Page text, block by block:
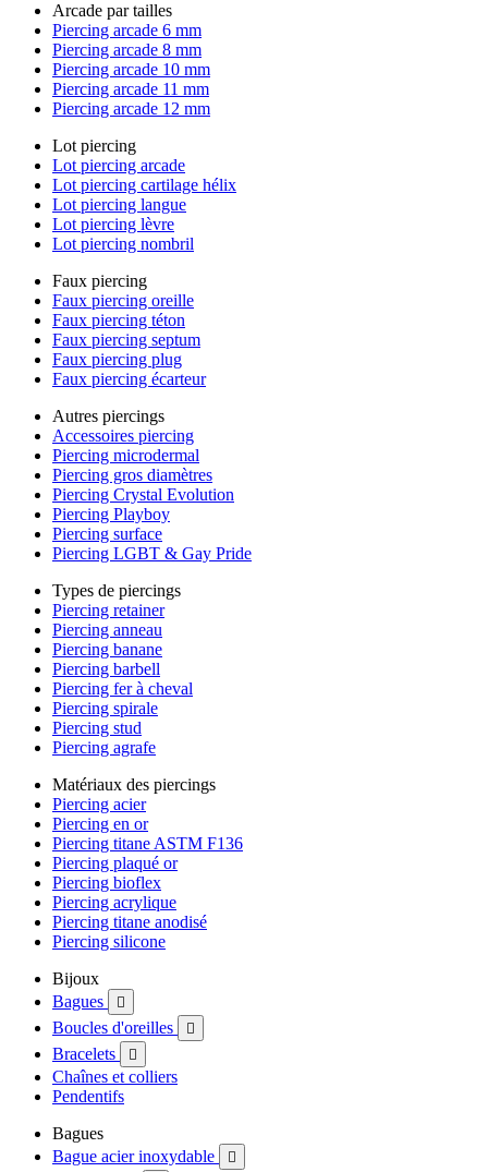
Arcade par tailles
Piercing arcade 6 mm
Piercing arcade 8 mm
Piercing arcade 10 mm
Piercing arcade 11 mm
Piercing arcade 12 mm
Lot piercing
Lot piercing arcade
Lot piercing cartilage hélix
Lot piercing langue
Lot piercing lèvre
Lot piercing nombril
Faux piercing
Faux piercing oreille
Faux piercing téton
Faux piercing septum
Faux piercing plug
Faux piercing écarteur
Autres piercings
Accessoires piercing
Piercing microdermal
Piercing gros diamètres
Piercing Crystal Evolution
Piercing Playboy
Piercing surface
Piercing LGBT & Gay Pride
Types de piercings
Piercing retainer
Piercing anneau
Piercing banane
Piercing barbell
Piercing fer à cheval
Piercing spirale
Piercing stud
Piercing agrafe
Matériaux des piercings
Piercing acier
Piercing en or
Piercing titane ASTM F136
Piercing plaqué or
Piercing bioflex
Piercing acrylique
Piercing titane anodisé
Piercing silicone
Bijoux
Bagues

Boucles d'oreilles 
Bracelets 
Chaînes et colliers
Pendentifs
Bagues
Bague acier inoxydable
